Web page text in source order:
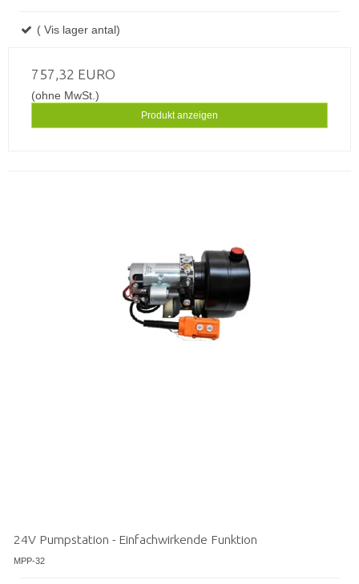
( Vis lager antal)
757,32 EURO
(ohne MwSt.)
Produkt anzeigen
24V Pumpstation - Einfachwirkende Funktion
MPP-32